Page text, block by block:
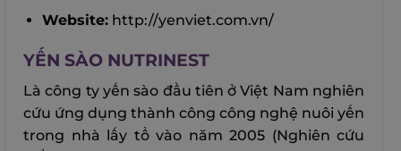
Website:http://yenviet.com.vn/
YẾN SÀO NUTRINEST
Là công ty yến sào đầu tiên ở Việt Nam nghiên
cứu ứng dụng thành công công nghệ nuôi yến
trong nhà lấy tổ vào năm 2005 (Nghiên cứu